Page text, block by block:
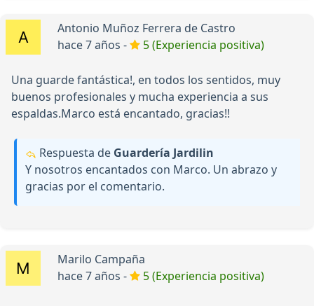
Antonio Muñoz Ferrera de Castro
hace 7 años -
5 (Experiencia positiva)
Una guarde fantástica!, en todos los sentidos, muy
buenos profesionales y mucha experiencia a sus
espaldas.Marco está encantado, gracias!!
Respuesta de Guardería Jardilin
Y nosotros encantados con Marco. Un abrazo y
gracias por el comentario.
Marilo Campaña
hace 7 años -
5 (Experiencia positiva)